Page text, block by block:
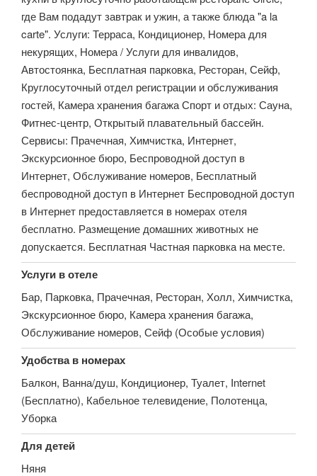
где Вам подадут завтрак и ужин, а также блюда "a la
carte". Услуги: Терраса, Кондиционер, Номера для
некурящих, Номера / Услуги для инвалидов,
Автостоянка, Бесплатная парковка, Ресторан, Сейф,
Круглосуточный отдел регистрации и обслуживания
гостей, Камера хранения багажа Спорт и отдых: Сауна,
Фитнес-центр, Открытый плавательный бассейн.
Сервисы: Прачечная, Химчистка, Интернет,
Экскурсионное бюро, Беспроводной доступ в
Интернет, Обслуживание номеров, Бесплатный
беспроводной доступ в Интернет Беспроводной доступ
в Интернет предоставляется в номерах отеля
бесплатно. Размещение домашних животных не
допускается. Бесплатная Частная парковка на месте.
Услуги в отеле
Бар, Парковка, Прачечная, Ресторан, Холл, Химчистка,
Экскурсионное бюро, Камера хранения багажа,
Обслуживание номеров, Сейф (Особые условия)
Удобства в номерах
Балкон, Ванна/душ, Кондиционер, Туалет, Internet
(Бесплатно), Кабельное телевидение, Полотенца,
Уборка
Для детей
Няня